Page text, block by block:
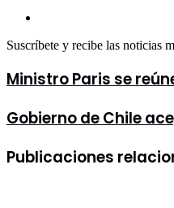
Suscríbete y recibe las noticias
Ministro
Paris
reúne
Ronal
Seiffert
Ministro Paris se
Gobierno
de
acepta
Gobierno de Chile
Publicaciones